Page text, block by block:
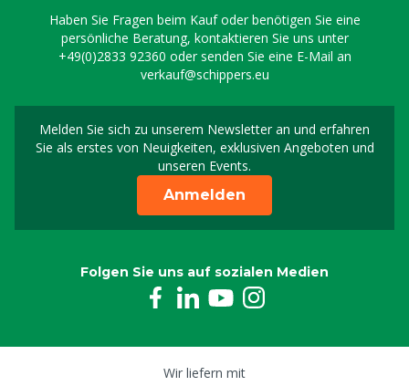
Haben Sie Fragen beim Kauf oder benötigen Sie eine
persönliche Beratung, kontaktieren Sie uns unter
+49(0)2833 92360 oder senden Sie eine E-Mail an
verkauf@schippers.eu
Melden Sie sich zu unserem Newsletter an und erfahren
Sie als erstes von Neuigkeiten, exklusiven Angeboten und
unseren Events.
Melden Sie sich für
Anmelden
Folgen Sie uns auf sozialen Medien
Wir liefern mit